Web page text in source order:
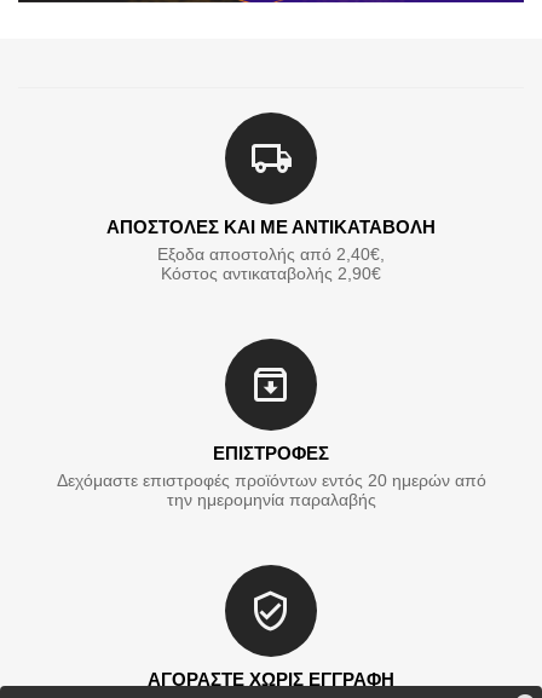
ΑΠΟΣΤΟΛΕΣ ΚΑΙ ΜΕ ΑΝΤΙΚΑΤΑΒΟΛΗ
Εξοδα αποστολής από 2,40€,
Κόστος αντικαταβολής 2,90€
ΕΠΙΣΤΡΟΦΕΣ
Δεχόμαστε επιστροφές προϊόντων εντός 20 ημερών από
την ημερομηνία παραλαβής
ΑΓΟΡΑΣΤΕ ΧΩΡΙΣ ΕΓΓΡΑΦΗ